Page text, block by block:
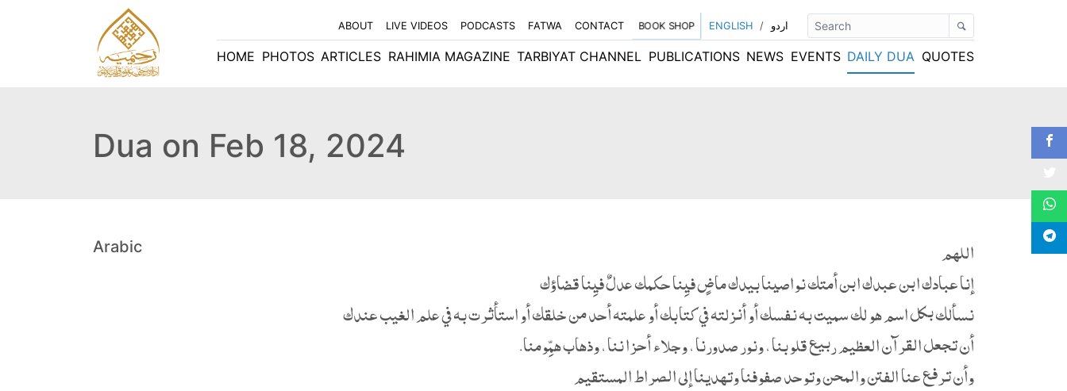
ABOUT LIVE VIDEOS PODCASTS FATWA CONTACT BOOK SHOP ENGLISH / اردو
HOME PHOTOS ARTICLES RAHIMIA MAGAZINE TARBIYAT CHANNEL PUBLICATIONS NEWS EVENTS DAILY DUA QUOTES
Dua on Feb 18, 2024
Arabic
اللهم
إنا عبادك ابن عبدك ابن أمتك نواصينا بيدك ماضٍ فيِنا حكمك عدلٌ فيِنا قضاؤك
نسألك بكل اسم هو لك سميت به نفسك أو أنزلته في كتابك أو علمته أحد من خلقك أو استأثرت به في علم الغيب عندك
أن تجعل القرآن العظيم ربيع قلوبنا ، ونور صدورنا ، وجلاء أحزاننا ، وذهاب همِّومنا.
وأن ترفع عنا الفتن والمحن وتوحد صفوفنا وتهدينا إلى الصراط المستقيم